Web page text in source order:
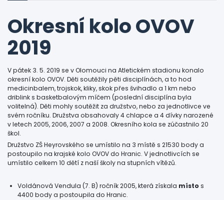
Okresní kolo OVOV
2019
V pátek 3. 5. 2019 se v Olomouci na Atletickém stadionu konalo
okresní kolo OVOV. Děti soutěžily pěti disciplínách, a to hod
medicinbalem, trojskok, kliky, skok přes švihadlo a 1 km nebo
driblink s basketbalovým míčem (poslední disciplína byla
volitelná). Děti mohly soutěžit za družstvo, nebo za jednotlivce ve
svém ročníku. Družstva obsahovaly 4 chlapce a 4 dívky narozené
v letech 2005, 2006, 2007 a 2008. Okresního kola se zúčastnilo 20
škol.
Družstvo ZŠ Heyrovského se umístilo na 3 místě s 21530 body a
postoupilo na krajské kolo OVOV do Hranic. V jednotlivcích se
umístilo celkem 10 dětí z naší školy na stupních vítězů.
Voldánová Vendula (7. B) ročník 2005, která získala místo s
4400 body a postoupila do Hranic.